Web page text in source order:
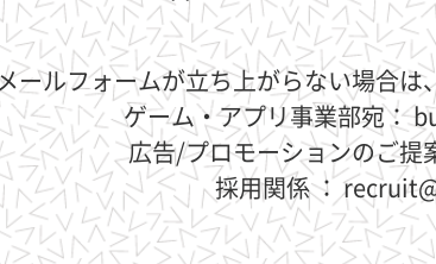
ールフォームが立ち上がらない場合は
ゲーム・アプリ事業部宛：
広告/プロモーションのご
採用関係 ：